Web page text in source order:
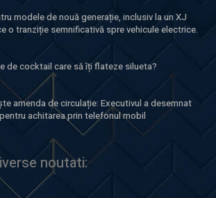
modele de nouă generație, inclusiv la un XJ
o tranziție semnificativă spre vehicule electrice.
de cocktail care să îți flateze silueta?
amenda de circulație: Executivul a desemnat
achitarea prin telefonul mobil
noutati: